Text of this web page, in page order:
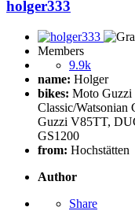
holger333
Members
9.9k
name: Holger
bikes: Moto Guzzi
Classic/
Guzzi V85TT,
GS1200
from: Hochstätten
Author
Share